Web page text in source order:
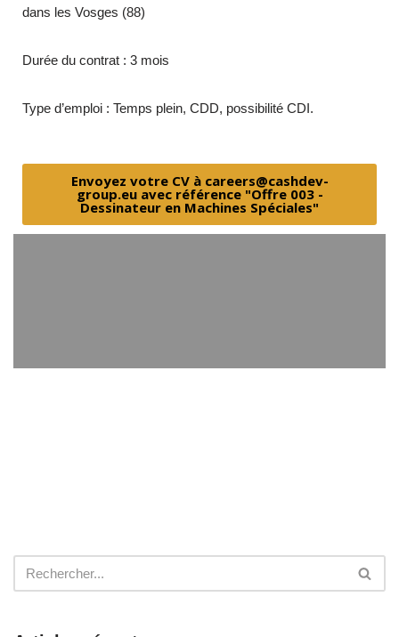
dans les Vosges (88)
Durée du contrat : 3 mois
Type d’emploi : Temps plein, CDD, possibilité CDI.
Envoyez votre CV à careers@cashdev-
group.eu avec référence "Offre 003 -
Dessinateur en Machines Spéciales"